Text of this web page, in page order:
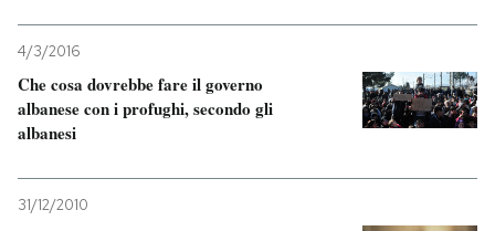
PODCAST
NEWSLETTER
4/3/2016
Che cosa dovrebbe fare il governo
albanese con i profughi, secondo gli
albanesi
31/12/2010